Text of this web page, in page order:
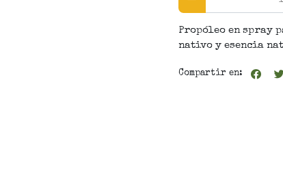
Propóleo en spray
nativo y esencia
Compartir en: